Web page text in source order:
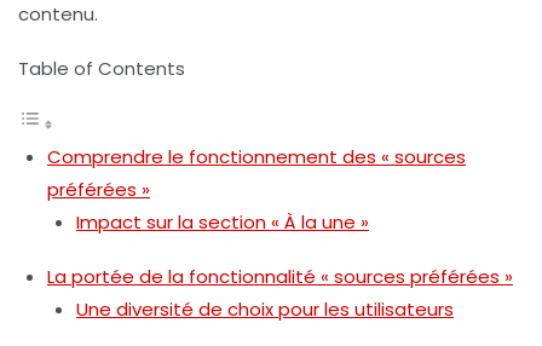
contenu.
Table of Contents
Comprendre le fonctionnement des « sources
préférées »
Impact sur la section « À la une »
La portée de la fonctionnalité « sources préférées »
Une diversité de choix pour les utilisateurs